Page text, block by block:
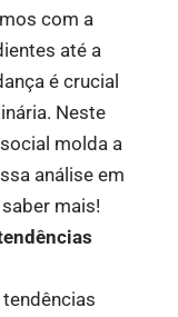
com a
até a
é crucial
Neste
molda a
análise em
mais!